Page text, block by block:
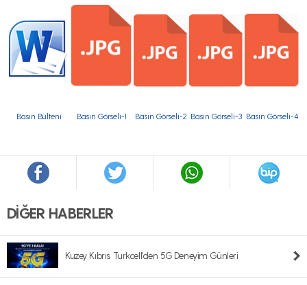
Basın Bülteni Basın Görseli-1 Basın Görseli-2 Basın Görseli-3 Basın Görseli-4
DİĞER HABERLER
Kuzey Kıbrıs Turkcell'den 5G Deneyim Günleri